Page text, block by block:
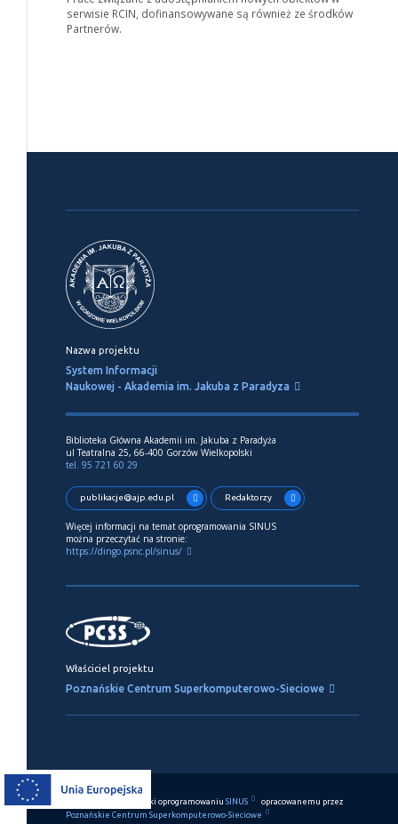
serwisie RCIN, dofinansowywane są również ze środków
Partnerów.
Nazwa projektu
System Informacji
Naukowej - Akademia im. Jakuba z Paradyza
Biblioteka Główna Akademii im. Jakuba z Paradyża
ul Teatralna 25, 66-400 Gorzów Wielkopolski
tel. 95 721 60 29
publikacje@ajp.edu.pl Redaktorzy
Więcej informacji na temat oprogramowania SINUS
można przeczytać na stronie:
https://dingo.psnc.pl/sinus/
Właściciel projektu
Poznańskie Centrum Superkomputerowo-Sieciowe
Ten serwis działa dzięki oprogramowaniu SINUS
opracowanemu przez
Poznańskie Centrum Superkomputerowo-Sieciowe